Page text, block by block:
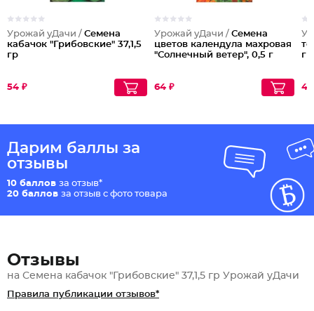
Урожай уДачи / Семена
кабачок "Грибовские" 37,1,5
гр
54 ₽
Урожай уДачи / Семена
цветов календула махровая
"Солнечный ветер", 0,5 г
64 ₽
г
Дарим баллы за
отзывы
10 баллов за отзыв*
20 баллов за отзыв с фото товара
Отзывы
на Семена кабачок "Грибовские" 37,1,5 гр Урожай уДачи
Правила публикации отзывов*